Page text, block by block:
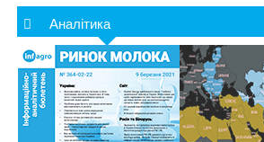
Аналітика